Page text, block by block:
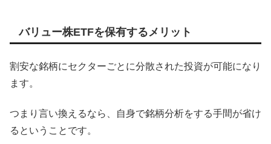
バリュー株ETFを保有するメリット
割安な銘柄にセクターごとに分散された投資が可能になり
ます。
つまり言い換えるなら、自身で銘柄分析をする手間が省け
るということです。